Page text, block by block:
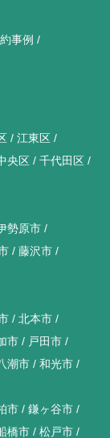
事例
江東区
央区
千代田区
勢原市
藤沢市
北本市
市
戸田市
潮市 和光市
市
鎌ヶ谷市
橋市 松戸市